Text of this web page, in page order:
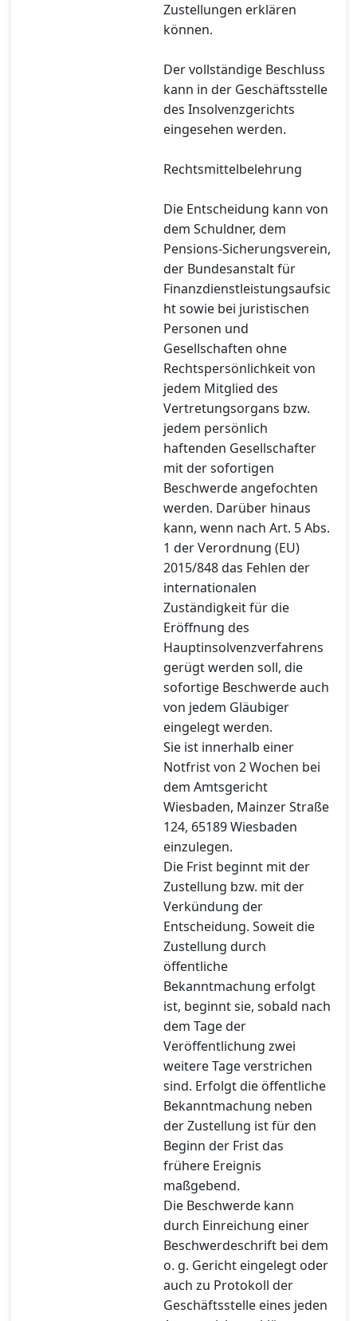
Zustellungen erklären
können.
Der vollständige Beschluss
kann in der Geschäftsstelle
des Insolvenzgerichts
eingesehen werden.
Rechtsmittelbelehrung
Die Entscheidung kann von
dem Schuldner, dem
Pensions-Sicherungsverein,
der Bundesanstalt für
Finanzdienstleistungsaufsic
ht sowie bei juristischen
Personen und
Gesellschaften ohne
Rechtspersönlichkeit von
jedem Mitglied des
Vertretungsorgans bzw.
jedem persönlich
haftenden Gesellschafter
mit der sofortigen
Beschwerde angefochten
werden. Darüber hinaus
kann, wenn nach Art. 5 Abs.
1 der Verordnung (EU)
2015/848 das Fehlen der
internationalen
Zuständigkeit für die
Eröffnung des
Hauptinsolvenzverfahrens
gerügt werden soll, die
sofortige Beschwerde auch
von jedem Gläubiger
eingelegt werden.
Sie ist innerhalb einer
Notfrist von 2 Wochen bei
dem Amtsgericht
Wiesbaden, Mainzer Straße
124, 65189 Wiesbaden
einzulegen.
Die Frist beginnt mit der
Zustellung bzw. mit der
Verkündung der
Entscheidung. Soweit die
Zustellung durch
öffentliche
Bekanntmachung erfolgt
ist, beginnt sie, sobald nach
dem Tage der
Veröffentlichung zwei
weitere Tage verstrichen
sind. Erfolgt die öffentliche
Bekanntmachung neben
der Zustellung ist für den
Beginn der Frist das
frühere Ereignis
maßgebend.
Die Beschwerde kann
durch Einreichung einer
Beschwerdeschrift bei dem
o. g. Gericht eingelegt oder
auch zu Protokoll der
Geschäftsstelle eines jeden